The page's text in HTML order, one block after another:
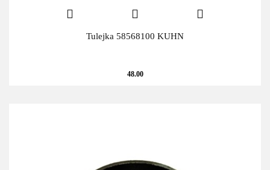
Tulejka 58568100 KUHN
48.00